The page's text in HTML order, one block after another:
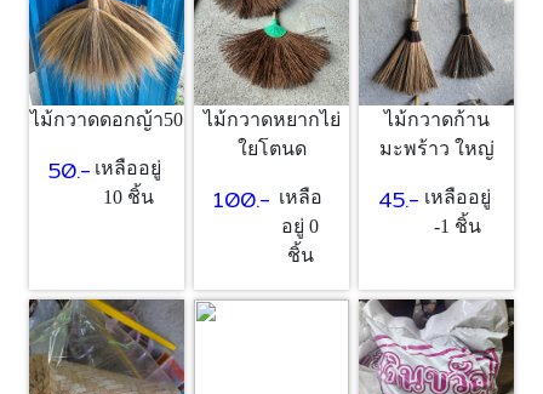
ไม้กวาดดอกญ้า50
50.- เหลืออยู่
10 ชิ้น
ไม้กวาดหยากไย่
ใยโตนด
100.- เหลือ
อยู่ 0
ชิ้น
ไม้กวาดก้าน
มะพร้าว ใหญ่
45.- เหลืออยู่
-1 ชิ้น